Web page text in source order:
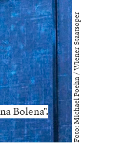
Bolena". Foto: Michael Poehn / Wiener Staatsoper